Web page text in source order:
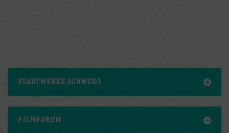
STADTWERKE SCHWEDT
FILMFORUM